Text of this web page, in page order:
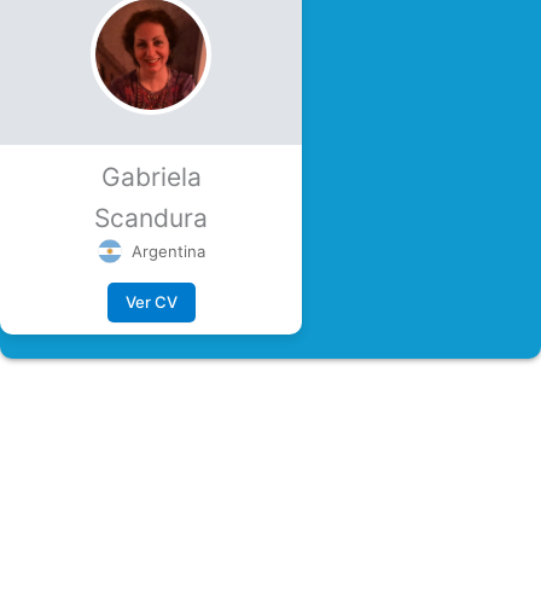
Gabriela
Scandura
Argentina
Ver CV